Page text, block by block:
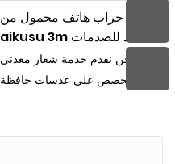
جراب هاتف محمول من
aikusu 3m مضاد للصدمات
ومقاوم للسقوط مصنوع من
ألياف الكربون جراب هاتف
نحن نقدم خدمة شعار معدني
مخصص على عدسات حافظة